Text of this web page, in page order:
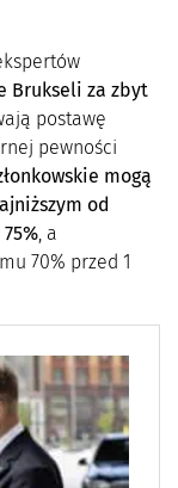
Brukseli za zbyt
postawę
pewności
mogą
od
, a
70% przed 1